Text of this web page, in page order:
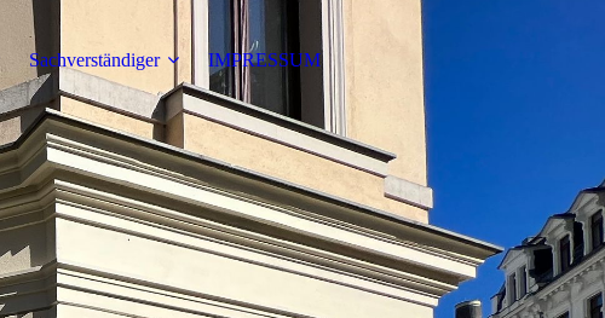
Sachverständiger IMPRESSUM